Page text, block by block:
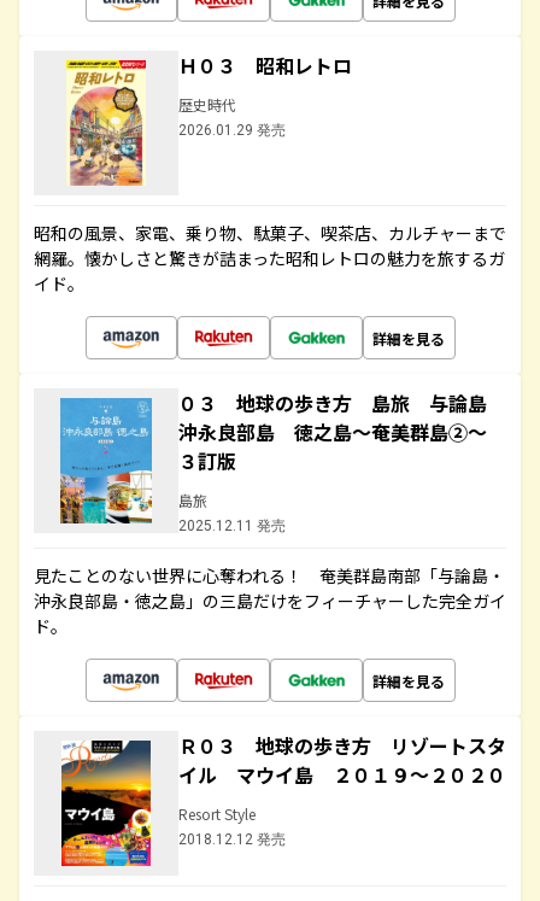
Ｈ０３ 昭和レトロ
歴史時代
2026.01.29 発売
昭和の風景、家電、乗り物、駄菓子、喫茶店、カルチャーまで
網羅。懐かしさと驚きが詰まった昭和レトロの魅力を旅するガ
イド。
詳細を見る
０３ 地球の歩き方 島旅 与論島
沖永良部島 徳之島～奄美群島②～
３訂版
島旅
2025.12.11 発売
見たことのない世界に心奪われる！ 奄美群島南部「与論島・
沖永良部島・徳之島」の三島だけをフィーチャーした完全ガイ
ド。
詳細を見る
Ｒ０３ 地球の歩き方 リゾートスタ
イル マウイ島 ２０１９～２０２０
Resort Style
2018.12.12 発売